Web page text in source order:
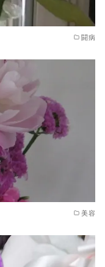
闘病
美容